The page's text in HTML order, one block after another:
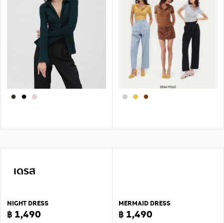
เดรส
NIGHT DRESS
฿ 1,490
MERMAID DRESS
฿ 1,490